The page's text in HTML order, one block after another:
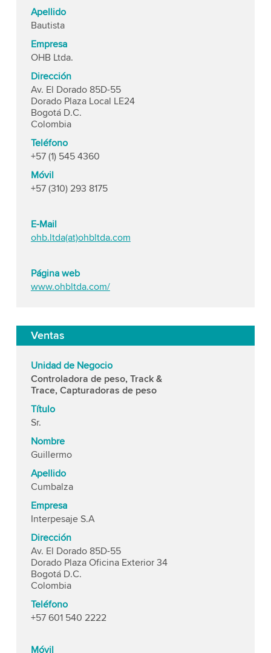
Apellido
Bautista
Empresa
OHB Ltda.
Dirección
Av. El Dorado 85D-55
Dorado Plaza Local LE24
Bogotá D.C.
Colombia
Teléfono
+57 (1) 545 4360
Móvil
+57 (310) 293 8175
E-Mail
ohb.ltda(at)ohbltda.com
Página web
www.ohbltda.com/
Ventas
Unidad de Negocio
Controladora de peso, Track &
Trace, Capturadoras de peso
Título
Sr.
Nombre
Guillermo
Apellido
Cumbalza
Empresa
Interpesaje S.A
Dirección
Av. El Dorado 85D-55
Dorado Plaza Oficina Exterior 34
Bogotá D.C.
Colombia
Teléfono
+57 601 540 2222
Móvil